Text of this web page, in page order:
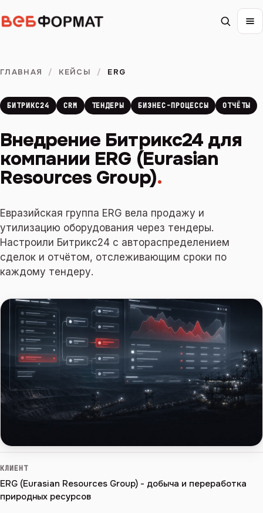
ГЛАВНАЯ / КЕЙСЫ / ERG
БИТРИКС24 CRM ТЕНДЕРЫ БИЗНЕС-ПРОЦЕССЫ ОТЧЁТЫ
Внедрение Битрикс24 для
компании ERG (Eurasian
Resources Group).
Евразийская группа ERG вела продажу и
утилизацию оборудования через тендеры.
Настроили Битрикс24 с автораспределением
сделок и отчётом, отслеживающим сроки по
каждому тендеру.
КЛИЕНТ
ERG (Eurasian Resources Group) - добыча и переработка
природных ресурсов